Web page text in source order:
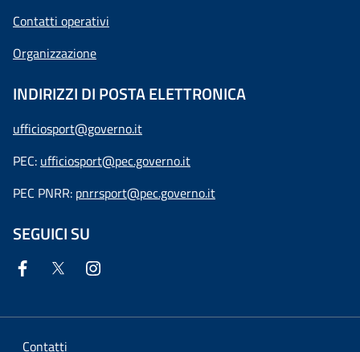
Contatti operativi
Organizzazione
INDIRIZZI DI POSTA ELETTRONICA
ufficiosport@governo.it
PEC: ufficiosport@pec.governo.it
PEC PNRR: pnrrsport@pec.governo.it
SEGUICI SU
Contatti